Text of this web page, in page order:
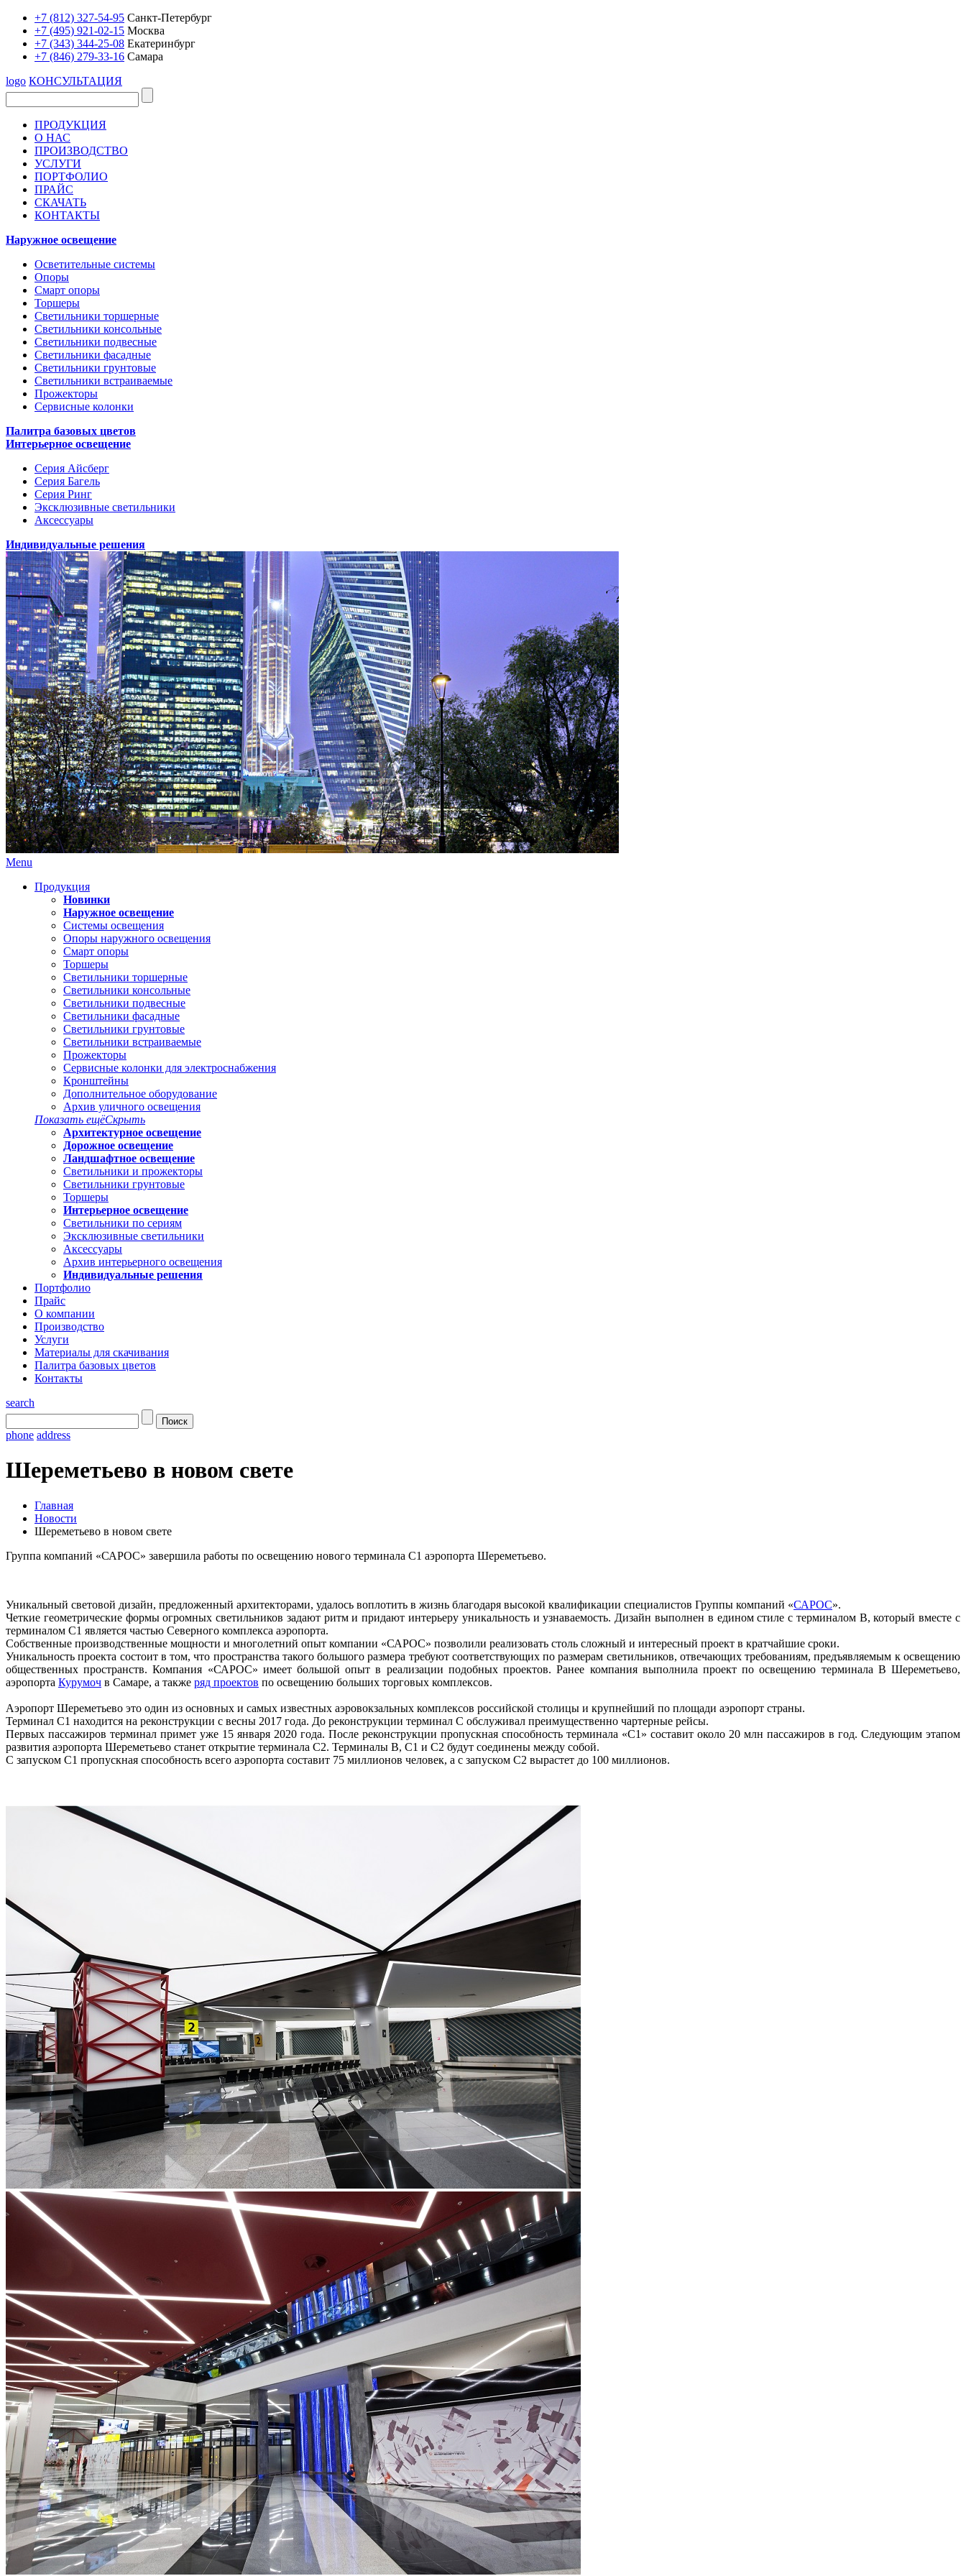
+7 (812) 327-54-95 Санкт-Петербург
+7 (495) 921-02-15 Москва
+7 (343) 344-25-08 Екатеринбург
+7 (846) 279-33-16 Самара
logo КОНСУЛЬТАЦИЯ
ПРОДУКЦИЯ
О НАС
ПРОИЗВОДСТВО
УСЛУГИ
ПОРТФОЛИО
ПРАЙС
СКАЧАТЬ
КОНТАКТЫ
Наружное освещение
Осветительные системы
Опоры
Смарт опоры
Торшеры
Светильники торшерные
Светильники консольные
Светильники подвесные
Светильники фасадные
Светильники грунтовые
Светильники встраиваемые
Прожекторы
Сервисные колонки
Палитра базовых цветов
Интерьерное освещение
Серия Айсберг
Серия Багель
Серия Ринг
Эксклюзивные светильники
Аксессуары
Индивидуальные решения
Menu
Продукция
Новинки
Наружное освещение
Системы освещения
Опоры наружного освещения
Смарт опоры
Торшеры
Светильники торшерные
Светильники консольные
Светильники подвесные
Светильники фасадные
Светильники грунтовые
Светильники встраиваемые
Прожекторы
Сервисные колонки для электроснабжения
Кронштейны
Дополнительное оборудование
Архив уличного освещения
Показать ещёСкрыть
Архитектурное освещение
Дорожное освещение
Ландшафтное освещение
Светильники и прожекторы
Светильники грунтовые
Торшеры
Интерьерное освещение
Светильники по сериям
Эксклюзивные светильники
Аксессуары
Архив интерьерного освещения
Индивидуальные решения
Портфолио
Прайс
О компании
Производство
Услуги
Материалы для скачивания
Палитра базовых цветов
Контакты
search
phone address
Шереметьево в новом свете
Главная
Новости
Шереметьево в новом свете
Группа компаний «САРОС» завершила работы по освещению нового терминала С1 аэропорта Шереметьево.
Уникальный световой дизайн, предложенный архитекторами, удалось воплотить в жизнь благодаря высокой квалификации специалистов Группы компаний «САРОС».
Четкие геометрические формы огромных светильников задают ритм и придают интерьеру уникальность и узнаваемость. Дизайн выполнен в едином стиле с терминалом В, который вместе с
терминалом С1 является частью Северного комплекса аэропорта.
Собственные производственные мощности и многолетний опыт компании «САРОС» позволили реализовать столь сложный и интересный проект в кратчайшие сроки.
Уникальность проекта состоит в том, что пространства такого большого размера требуют соответствующих по размерам светильников, отвечающих требованиям, предъявляемым к освещению
общественных пространств. Компания «САРОС» имеет большой опыт в реализации подобных проектов. Ранее компания выполнила проект по освещению терминала В Шереметьево,
аэропорта Курумоч в Самаре, а также ряд проектов по освещению больших торговых комплексов.
Аэропорт Шереметьево это один из основных и самых известных аэровокзальных комплексов российской столицы и крупнейший по площади аэропорт страны.
Терминал С1 находится на реконструкции с весны 2017 года. До реконструкции терминал С обслуживал преимущественно чартерные рейсы.
Первых пассажиров терминал примет уже 15 января 2020 года. После реконструкции пропускная способность терминала «С1» составит около 20 млн пассажиров в год. Следующим этапом
развития аэропорта Шереметьево станет открытие терминала С2. Терминалы В, С1 и С2 будут соединены между собой.
С запуском С1 пропускная способность всего аэропорта составит 75 миллионов человек, а с запуском С2 вырастет до 100 миллионов.